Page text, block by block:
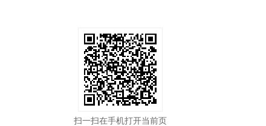
扫一扫在手机打开当前页